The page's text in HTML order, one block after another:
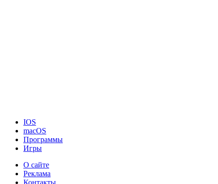
IOS
macOS
Программы
Игры
О сайте
Реклама
Контакты